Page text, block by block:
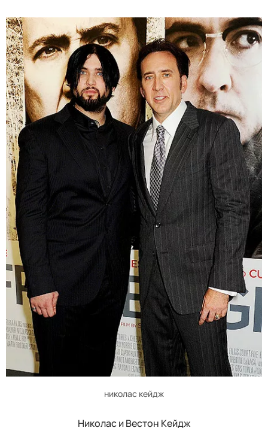
николас кейдж
Николас и Вестон Кейдж